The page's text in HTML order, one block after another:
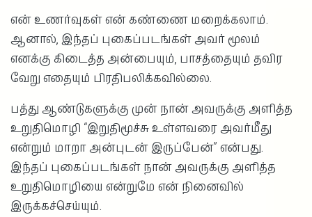
என் உணர்வுகள் என் கண்ணை மறைக்கலாம்.
ஆனால், இந்தப் புகைப்படங்கள் அவர் மூலம்
எனக்கு கிடைத்த அன்பையும், பாசத்தையும் தவிர
வேறு எதையும் பிரதிபலிக்கவில்லை.
பத்து ஆண்டுகளுக்கு முன் நான் அவருக்கு அளித்த
உறுதிமொழி “இறுதிமூச்சு உள்ளவரை அவர்மீது
என்றும் மாறா அன்புடன் இருப்பேன்” என்பது.
இந்தப் புகைப்படங்கள் நான் அவருக்கு அளித்த
உறுதிமொழியை என்றுமே என் நினைவில்
இருக்கச்செய்யும்.